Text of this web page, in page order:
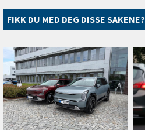
FIKK DU MED DEG DISSE SAKENE?